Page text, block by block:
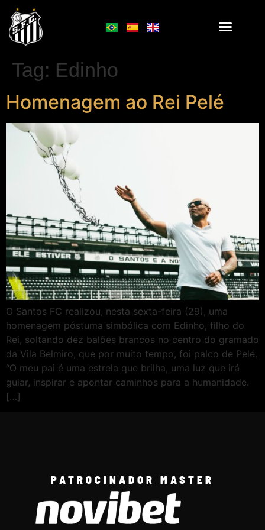
Tag: Edinho
Homenagem ao Rei Pelé
O Santos FC realizou, nesta sexta-feira (29), uma
homenagem póstuma simbólica com Edinho, filho do
Rei, soltando dez balões brancos no centro do gramado
da Vila Belmiro, que por muito tempo, foi palco de Pelé.
“O meu pai é uma estrela que brilha, uma luz que irá
guiar, inspirar e apontar caminhos para a humanidade.
[…]
PATROCINADOR MASTER